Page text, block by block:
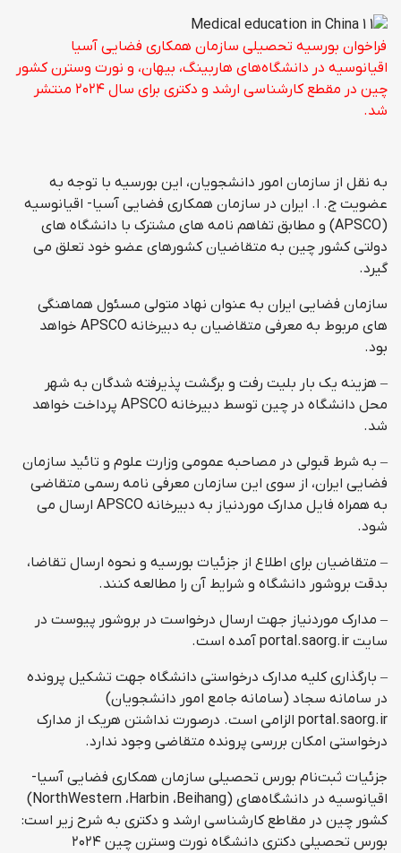
فراخوان بورسیه تحصیلی سازمان‌ همکاری فضایی آسیا
اقیانوسیه در دانشگاه‌های‌ هاربینگ، بیهان، و نورت وسترن کشور
چین در مقطع کارشناسی ارشد و دکتری برای سال ۲۰۲۴ منتشر
شد.
به نقل از سازمان امور دانشجویان، این بورسیه با توجه به
عضویت ج. ا. ایران در سازمان همکاری فضایی آسیا- اقیانوسیه
(APSCO) و مطابق تفاهم نامه های مشترک با دانشگاه های
دولتی کشور چین به متقاضیان کشورهای عضو خود تعلق می
گیرد.
سازمان فضایی ایران به عنوان نهاد متولی مسئول هماهنگی
های مربوط به معرفی متقاضیان به دبیرخانه APSCO خواهد
بود.
– هزینه یک بار بلیت رفت و برگشت پذیرفته شدگان به شهر
محل دانشگاه در چین توسط دبیرخانه APSCO پرداخت خواهد
شد.
– به شرط قبولی در مصاحبه عمومی وزارت علوم و تائید سازمان
فضایی ایران، از سوی این سازمان معرفی نامه رسمی متقاضی
به همراه فایل مدارک موردنیاز به دبیرخانه APSCO ارسال می
شود.
– متقاضیان برای اطلاع از جزئیات بورسیه و نحوه ارسال تقاضا،
بدقت بروشور دانشگاه و شرایط آن را مطالعه کنند.
– مدارک موردنیاز جهت ارسال درخواست در بروشور پیوست در
سایت portal.saorg.ir آمده است.
– بارگذاری کلیه مدارک درخواستی دانشگاه جهت تشکیل پرونده
در سامانه سجاد (سامانه جامع امور دانشجویان)
portal.saorg.ir الزامی است. درصورت نداشتن هریک از مدارک
درخواستی امکان بررسی پرونده متقاضی وجود ندارد.
جزئیات ثبت‌نام بورس‌ تحصیلی سازمان‌ همکاری فضایی آسیا-
اقیانوسیه در دانشگاه‌های‌ (NorthWestern ،Harbin ،Beihang)
کشور چین در مقاطع کارشناسی ارشد و دکتری به شرح زیر است:
بورس تحصیلی دکتری دانشگاه نورت وسترن چین ۲۰۲۴